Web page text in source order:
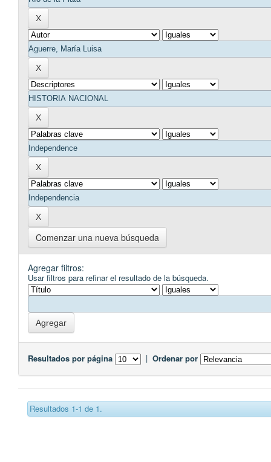
Comenzar una nueva búsqueda
Agregar filtros:
Usar filtros para refinar el resultado de la búsqueda.
Resultados por página | Ordenar por
Resultados 1-1 de 1.